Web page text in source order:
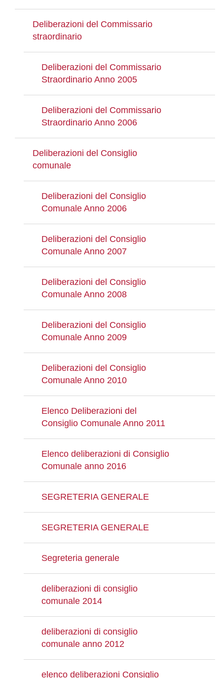
Deliberazioni del Commissario
straordinario
Deliberazioni del Commissario
Straordinario Anno 2005
Deliberazioni del Commissario
Straordinario Anno 2006
Deliberazioni del Consiglio
comunale
Deliberazioni del Consiglio
Comunale Anno 2006
Deliberazioni del Consiglio
Comunale Anno 2007
Deliberazioni del Consiglio
Comunale Anno 2008
Deliberazioni del Consiglio
Comunale Anno 2009
Deliberazioni del Consiglio
Comunale Anno 2010
Elenco Deliberazioni del
Consiglio Comunale Anno 2011
Elenco deliberazioni di Consiglio
Comunale anno 2016
SEGRETERIA GENERALE
SEGRETERIA GENERALE
Segreteria generale
deliberazioni di consiglio
comunale 2014
deliberazioni di consiglio
comunale anno 2012
elenco deliberazioni Consiglio